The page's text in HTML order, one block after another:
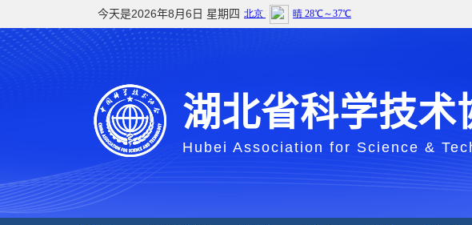
今天是2026年8月6日 星期四
湖北省科学技术
Hubei Association for Science &